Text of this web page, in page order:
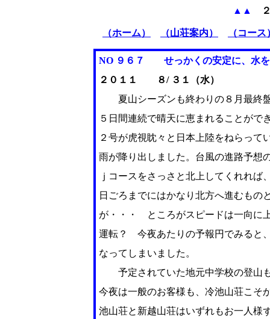
▲▲
（ホーム） （山荘案内） （コース
NO ９６７ せっかくの安定に、 水
２０１１ ８/ ３１（水）
夏山シーズンも終わりの８月最終盤
５日間連続で晴天に恵まれることがで
２号が虎視眈々と日本上陸をねらって
雨が降り出しました。台風の進路予想
ｊコースをさっさと北上してくれれ
日ごろまでにはかなり北方へ進むもの
が・・・ ところがスピードは一向に
運転？ 今夜あたりの予報円でみると
なってしまいました。
予定されていた地元中学校の登山
今夜は一般のお客様も、冷池山荘こそ
池山荘と新越山荘はいずれもお一人様